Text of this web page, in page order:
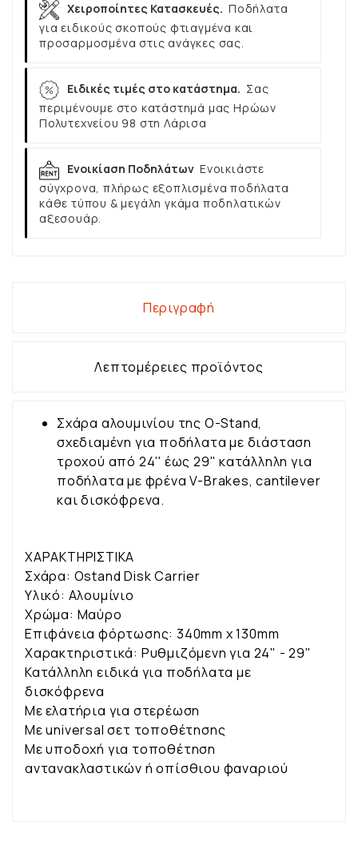
Χειροποίητες Κατασκευές. Ποδήλατα
για ειδικούς σκοπούς φτιαγμένα και
προσαρμοσμένα στις ανάγκες σας.
Ειδικές τιμές στο κατάστημα. Σας
περιμένουμε στο κατάστημά μας Ηρώων
Πολυτεχνείου 98 στη Λάρισα
Ενοικίαση Ποδηλάτων Ενοικιάστε
σύγχρονα, πλήρως εξοπλισμένα ποδήλατα
κάθε τύπου & μεγάλη γκάμα ποδηλατικών
αξεσουάρ.
Περιγραφή
Λεπτομέρειες προϊόντος
Σχάρα αλουμινίου της O-Stand,
σχεδιαμένη για ποδήλατα με διάσταση
τροχού από 24'' έως 29'' κατάλληλη για
ποδήλατα με φρένα V-Brakes, cantilever
και δισκόφρενα.
ΧΑΡΑΚΤΗΡΙΣΤΙΚΑ
Σχάρα: Ostand Disk Carrier
Υλικό: Αλουμίνιο
Χρώμα: Μαύρο
Επιφάνεια φόρτωσης: 340mm x 130mm
Χαρακτηριστικά: Ρυθμιζόμενη για 24" - 29"
Κατάλληλη ειδικά για ποδήλατα με
δισκόφρενα
Με ελατήρια για στερέωση
Με universal σετ τοποθέτησης
Με υποδοχή για τοποθέτηση
αντανακλαστικών ή οπίσθιου φαναριού